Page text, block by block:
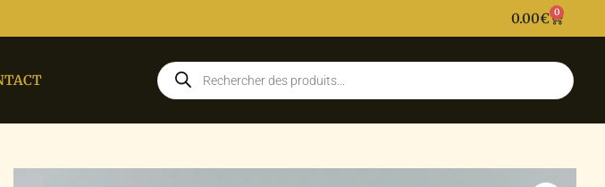
0.00€ 0